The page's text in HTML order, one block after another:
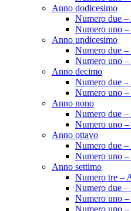
Anno dodicesimo
Numero due
Numero uno
Anno undicesimo
Numero due
Numero uno
Anno decimo
Numero due
Numero uno
Anno nono
Numero due
Numero uno
Anno ottavo
Numero due
Numero uno
Anno settimo
Numero tre –
Numero due
Numero uno
Numero uno